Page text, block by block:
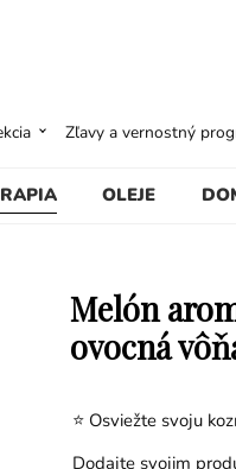
OLEJE
Zľavy a vernostný
Melón
ovocná
⭐ Osviežte svoju
Dodajte svojim